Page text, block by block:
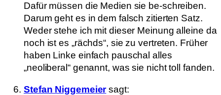
Dafür müssen die Medien sie be-schreiben.
Darum geht es in dem falsch zitierten Satz.
Weder stehe ich mit dieser Meinung alleine da
noch ist es „rächds“, sie zu vertreten. Früher
haben Linke einfach pauschal alles
„neoliberal“ genannt, was sie nicht toll fanden.
Stefan Niggemeier sagt: